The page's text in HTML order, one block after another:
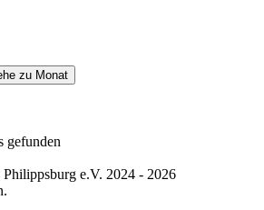
zu Monat
gefunden
e.V. 2024 - 2026